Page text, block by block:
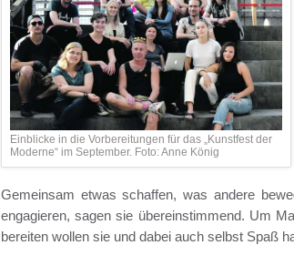
Einblicke in die Vorbereitungen für das „Kunstfest der
Moderne“ im September. Foto: Anne König
Gemeinsam etwas schaffen, was andere
engagieren, sagen sie übereinstimmend. Um
bereiten wollen sie und dabei auch selbst Spaß